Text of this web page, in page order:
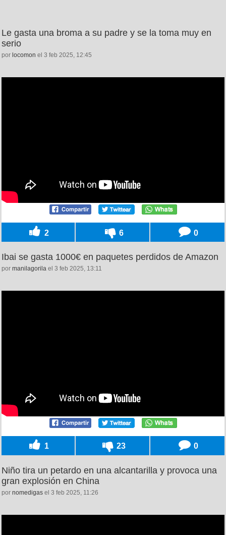
Le gasta una broma a su padre y se la toma muy en
serio
por locomon el 3 feb 2025, 12:45
2 6 0
Ibai se gasta 1000€ en paquetes perdidos de Amazon
por manilagorila el 3 feb 2025, 13:11
1 23 0
Niño tira un petardo en una alcantarilla y provoca una
gran explosión en China
por nomedigas el 3 feb 2025, 11:26